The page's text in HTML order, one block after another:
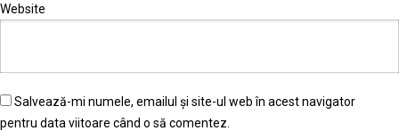
Website
Salvează-mi numele, emailul și site-ul web în acest navigator
pentru data viitoare când o să comentez.